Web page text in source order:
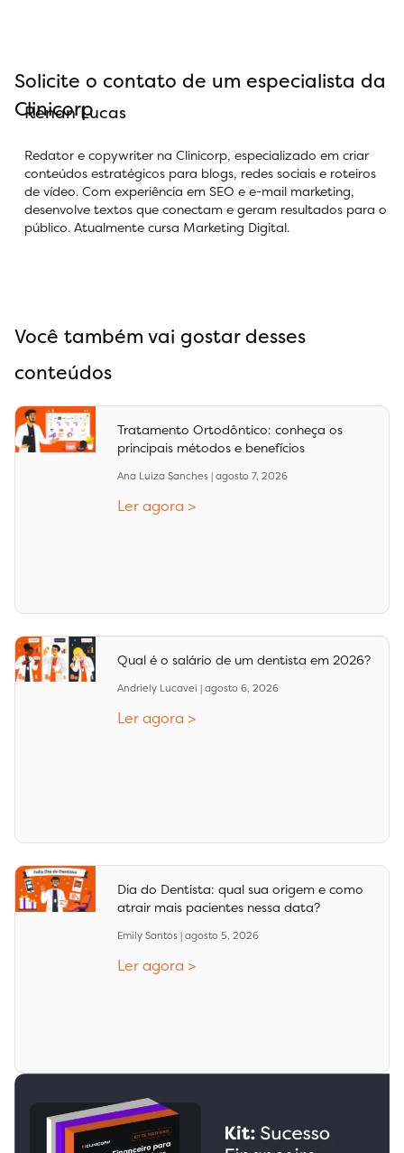
Solicite o contato de um especialista da
Clinicorp
Renan Lucas
Redator e copywriter na Clinicorp, especializado em criar
conteúdos estratégicos para blogs, redes sociais e roteiros
de vídeo. Com experiência em SEO e e-mail marketing,
desenvolve textos que conectam e geram resultados para o
público. Atualmente cursa Marketing Digital.
Você também vai gostar desses
conteúdos
Tratamento Ortodôntico: conheça os
principais métodos e benefícios
Ana Luiza Sanches agosto 7, 2026
Ler agora >
Qual é o salário de um dentista em 2026?
Andriely Lucavei agosto 6, 2026
Ler agora >
Dia do Dentista: qual sua origem e como
atrair mais pacientes nessa data?
Emily Santos agosto 5, 2026
Ler agora >